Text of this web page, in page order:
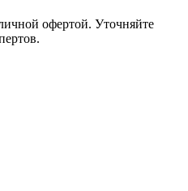
офертой. Уточняйте